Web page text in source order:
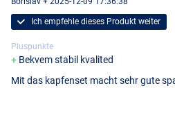
Ich empfehle dieses Produkt weiter
Pluspunkte
Bekvem stabil kvalited
Mit das kapfenset macht sehr gute